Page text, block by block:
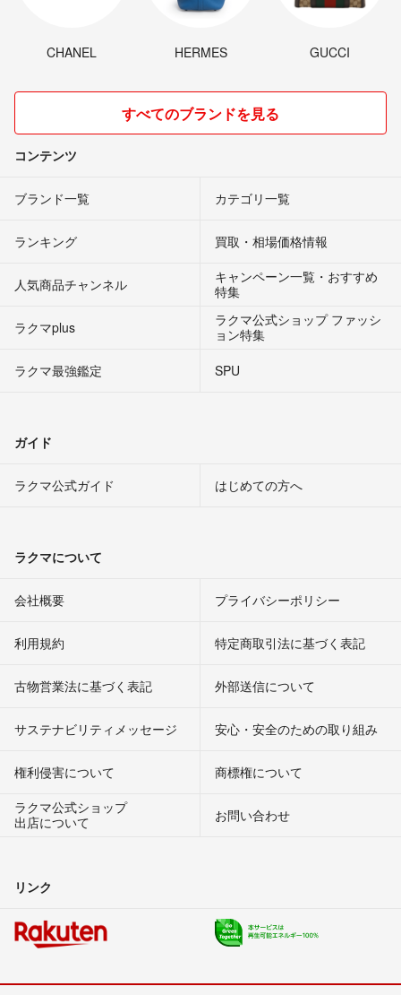
CHANEL HERMES GUCCI
すべてのブランドを見る
コンテンツ
ブランド一覧 カテゴリ一覧
ランキング 買取・相場価格情報
人気商品チャンネル
キャンペーン一覧・おすすめ
特集
ラクマplus
ラクマ公式ショップ ファッシ
ョン特集
ラクマ最強鑑定
SPU
ガイド
ラクマ公式ガイド はじめての方へ
ラクマについて
会社概要 プライバシーポリシー
利用規約 特定商取引法に基づく表記
古物営業法に基づく表記 外部送信について
サステナビリティメッセージ 安心・安全のための取り組み
権利侵害について
商標権について
ラクマ公式ショップ
出店について
お問い合わせ
リンク